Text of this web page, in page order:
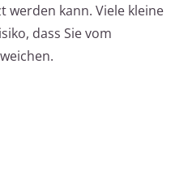
kann. Viele kleine
dass Sie vom